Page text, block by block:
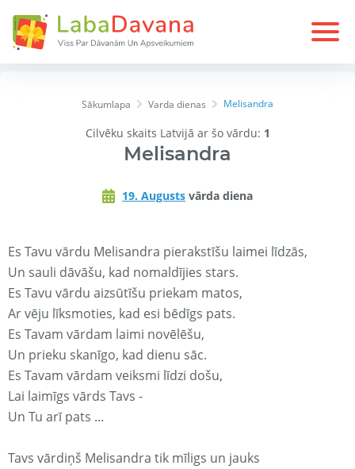
Sākumlapa Varda dienas Melisandra
Cilvēku skaits Latvijā ar šo vārdu: 1
Melisandra
19. Augusts vārda diena
Es Tavu vārdu Melisandra pierakstīšu laimei līdzās,
Un sauli dāvāšu, kad nomaldījies stars.
Es Tavu vārdu aizsūtīšu priekam matos,
Ar vēju līksmoties, kad esi bēdīgs pats.
Es Tavam vārdam laimi novēlēšu,
Un prieku skanīgo, kad dienu sāc.
Es Tavam vārdam veiksmi līdzi došu,
Lai laimīgs vārds Tavs -
Un Tu arī pats ...
Tavs vārdiņš Melisandra tik mīligs un jauks